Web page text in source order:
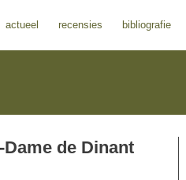
actueel recensies bibliografie
de Dinant